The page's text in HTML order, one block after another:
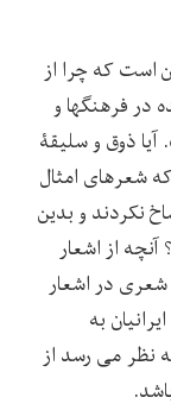
است که چرا از
در فرهنگها و
ذوق و سلیقۀ
شعرهای امثال
نکردند و بدین
از اشعار
در اشعار
به
نظر می رسد از